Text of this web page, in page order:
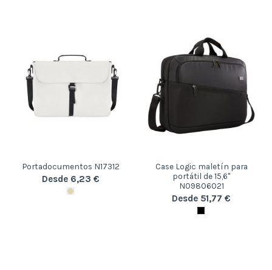
Portadocumentos N17312
Desde 6,23 €
Case Logic maletín para
portátil de 15,6"
N09806021
Desde 51,77 €